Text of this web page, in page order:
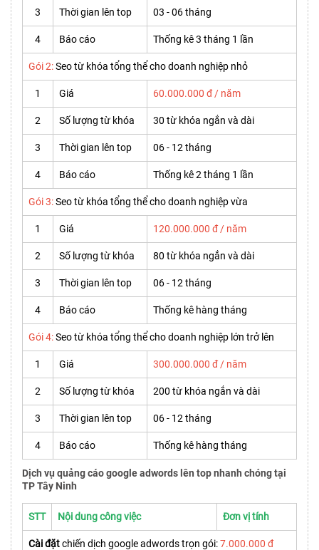
3 Thời gian lên top 03 - 06 tháng
4 Báo cáo Thống kê 3 tháng 1 lần
Gói 2:Seo từ khóa tổng thể cho doanh nghiệp nhỏ
1 Giá 60.000.000 đ / năm
2 Số lượng từ khóa 30 từ khóa ngắn và dài
3 Thời gian lên top 06 - 12 tháng
4 Báo cáo Thống kê 2 tháng 1 lần
Gói 3:Seo từ khóa tổng thể cho doanh nghiệp vừa
1 Giá 120.000.000 đ / năm
2 Số lượng từ khóa 80 từ khóa ngắn và dài
3 Thời gian lên top 06 - 12 tháng
4 Báo cáo Thống kê hàng tháng
Gói 4:Seo từ khóa tổng thể cho doanh nghiệp lớn trở lên
1 Giá 300.000.000 đ / năm
2 Số lượng từ khóa 200 từ khóa ngắn và dài
3 Thời gian lên top 06 - 12 tháng
4 Báo cáo Thống kê hàng tháng
Dịch vụ quảng cáo google adwords lên top nhanh chóng tại
TP Tây Ninh
STT Nội dung công việc Đơn vị tính
Cài đặtchiến dịch google adwords trọn gói:7.000.000 đ